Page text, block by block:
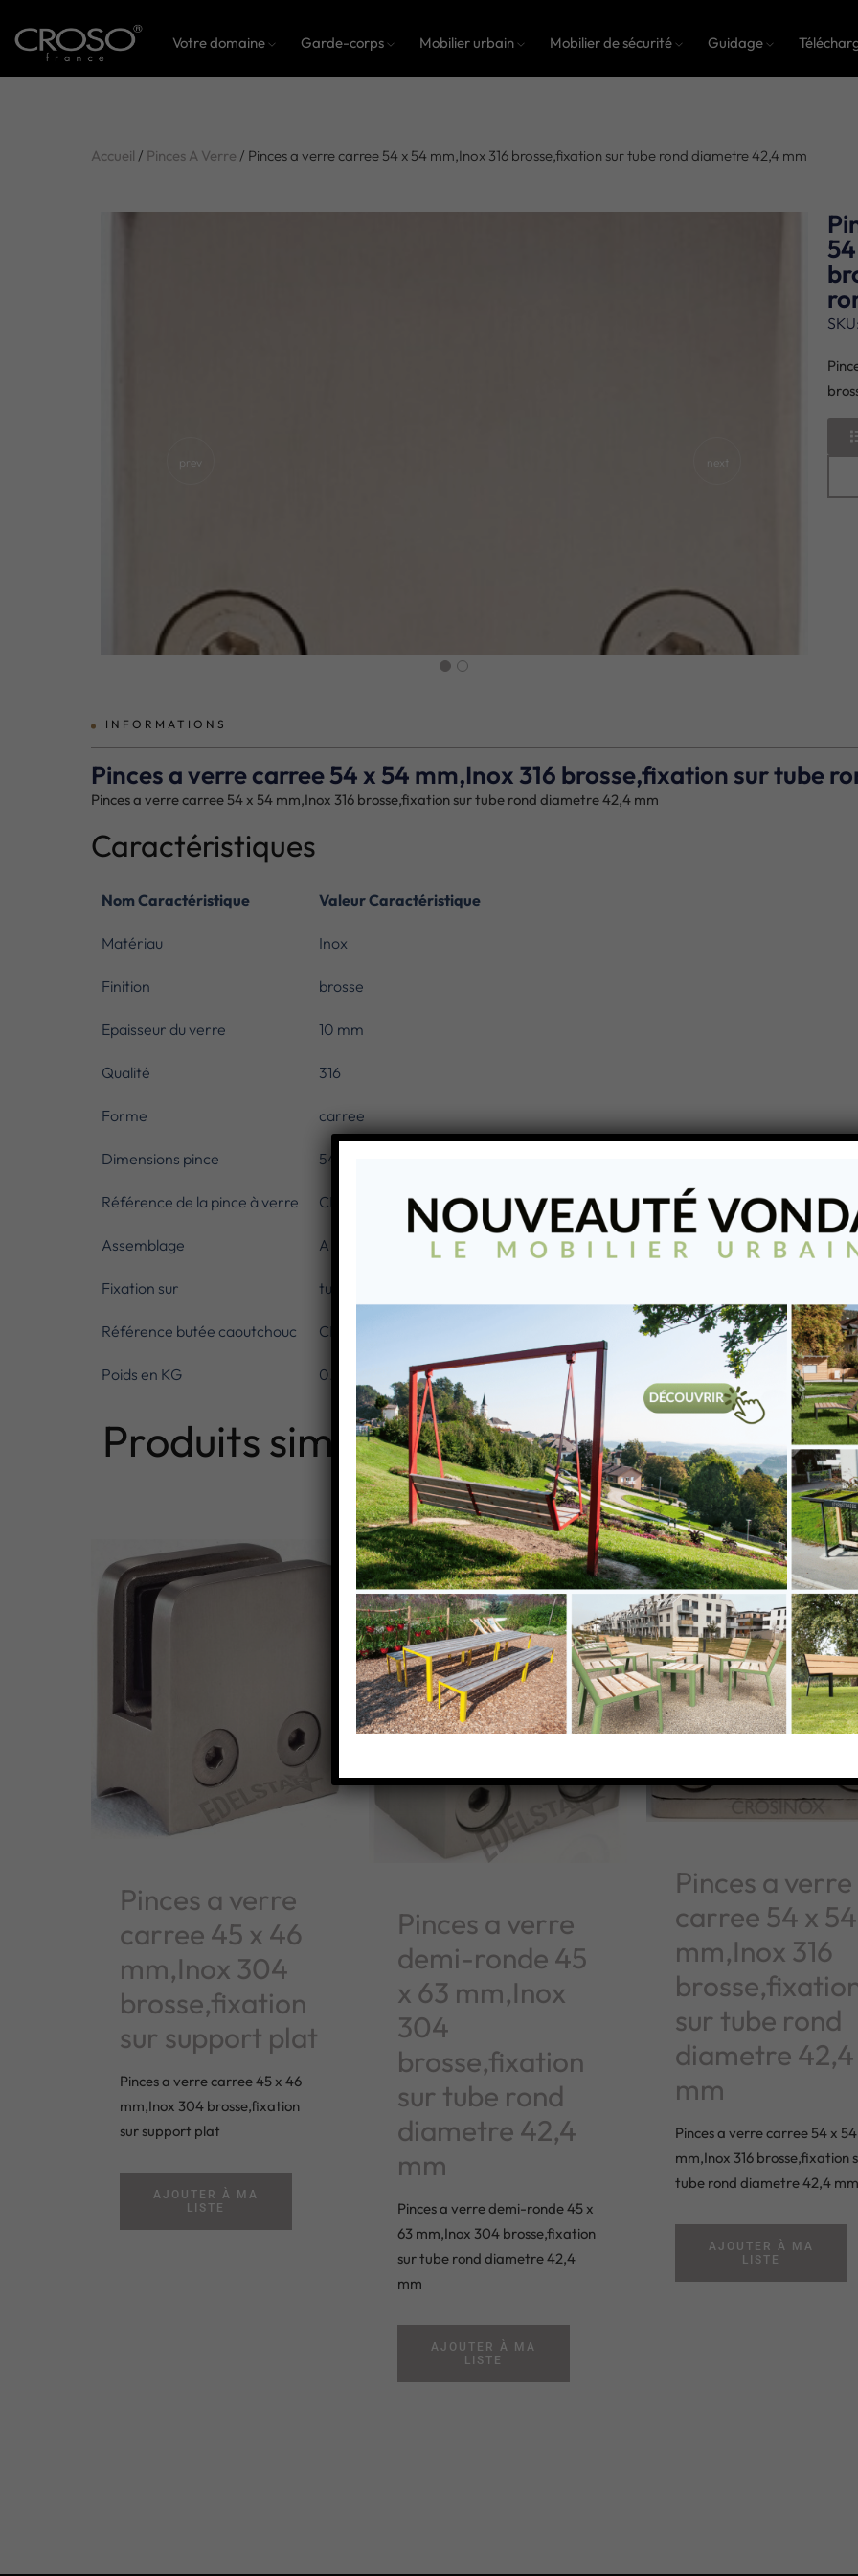
Votre domaine Garde-corps Mobilier urbain Mobilier de sécurité Guidage
Accueil / Pinces A Verre / Pinces a verre carree 54 x 54 mm,Inox 316 brosse,fixation sur tube rond diametre 42,4 mm
prev next
INFORMATIONS
Pinces a verre carree 54 x 54 mm,Inox 316 brosse,fixation sur tube
Pinces a verre carree 54 x 54 mm,Inox 316 brosse,fixation sur tube rond diametre 42,4 mm
Caractéristiques
Nom Caractéristique Valeur Caractéristique
Matériau Inox
Finition brosse
Epaisseur du verre 10 mm
Qualité 316
Forme carree
Dimensions pince 54 x 54 mm
Référence de la pince à verre CN6120424
Assemblage A visser
Fixation sur tube rond diametre 42,4 mm
Référence butée caoutchouc CN6400800
Poids en KG 0.43
Produits similaires
Pinces a verre
carree 45 x 46
mm,Inox 304
brosse,fixation
sur support plat
Pinces a verre carree 45 x 46
mm,Inox 304 brosse,fixation
sur support plat
AJOUTER À MA
LISTE
Pinces a verre
demi-ronde 45
x 63 mm,Inox
304
brosse,fixation
sur tube rond
diametre 42,4
mm
Pinces a verre demi-ronde 45 x
63 mm,Inox 304 brosse,fixation
sur tube rond diametre 42,4
mm
AJOUTER À MA
LISTE
Pinces a verre
carree 54 x 54
mm,Inox 316
sur tube rond
diametre 42,4
mm
Pinces a verre carree 54 x 54
mm,Inox 316 brosse,fixation
tube rond diametre 42,4 mm
AJOUTER À MA
LISTE